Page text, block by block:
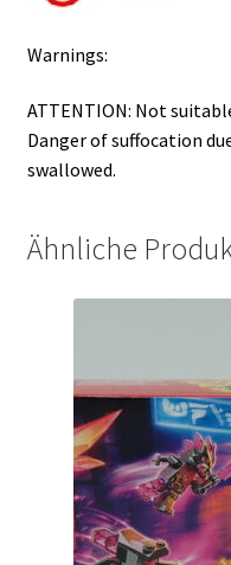
Warnings:
ATTENTION: Not
Danger of suffocation
swallowed.
Ähnliche